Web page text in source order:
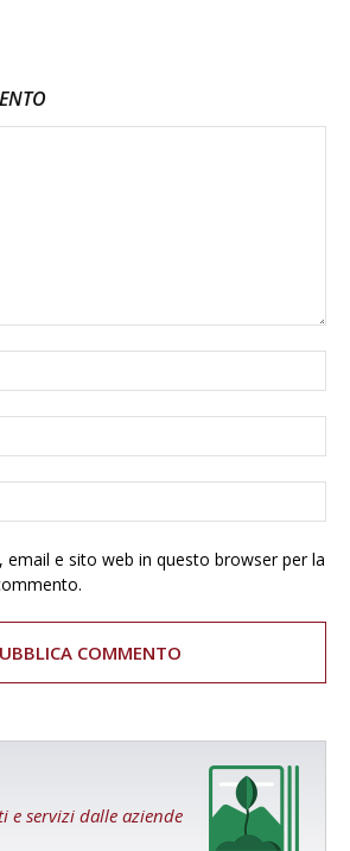
email e sito web in questo browser per la
e servizi dalle aziende